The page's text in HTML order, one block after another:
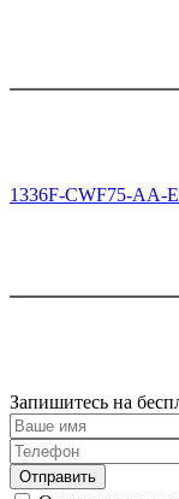
1336F-CWF75-AA-
Запишитесь на
Отправить